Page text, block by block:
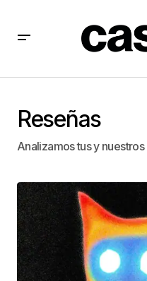
Reseñas
Analizamos tus y